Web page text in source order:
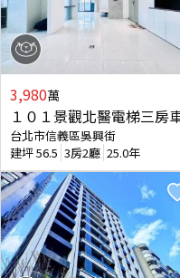
3,980萬
１０１景觀北醫電梯三房
台北市信義區吳興街
建坪56.5 3房2廳 25.0年